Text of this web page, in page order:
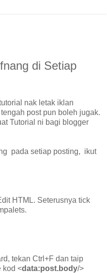
di Setiap
nak letak iklan
post pun boleh jugak.
Tutorial ni bagi blogger
pada setiap posting, ikut
HTML. Seterusnya tick
tekan Ctrl+F dan taip
kod <data:post.body/>